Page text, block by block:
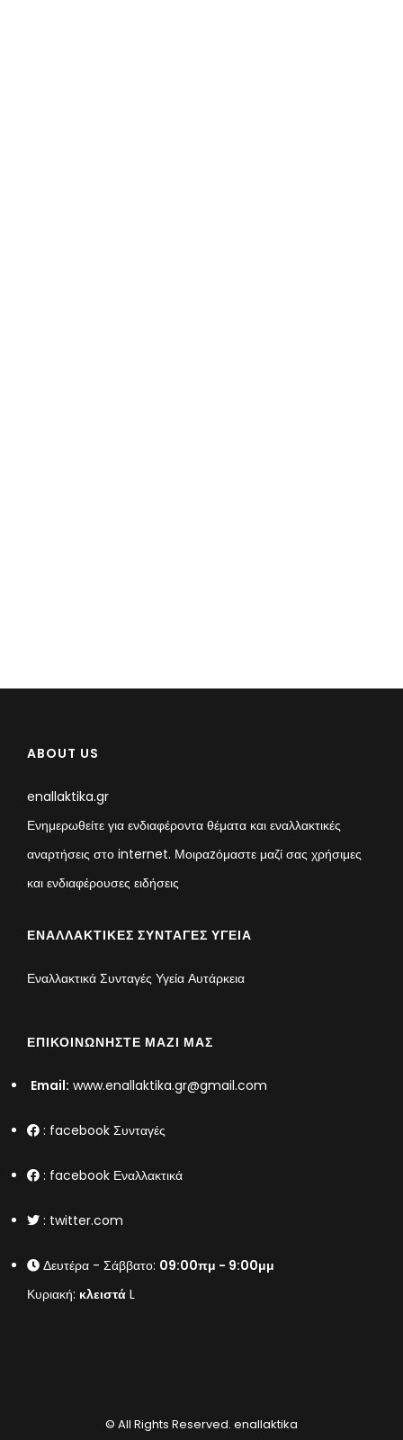
ABOUT US
enallaktika.gr
Ενημερωθείτε για ενδιαφέροντα θέματα και εναλλακτικές
αναρτήσεις στο internet. Μοιραzόμαστε μαζί σας χρήσιμες
και ενδιαφέρουσες ειδήσεις
ΕΝΑΛΛΑΚΤΙΚΈΣ ΣΥΝΤΑΓΈΣ ΥΓΕΊΑ
Εναλλακτικά Συνταγές Υγεία Αυτάρκεια
ΕΠΙΚΟΙΝΩΝΉΣΤΕ ΜΑΖΊ ΜΑΣ
Email: www.enallaktika.gr@gmail.com
: facebook Συνταγές
: facebook Εναλλακτικά
: twitter.com
Δευτέρα - Σάββατο: 09:00πμ - 9:00μμ
Κυριακή: κλειστά L
© All Rights Reserved. enallaktika